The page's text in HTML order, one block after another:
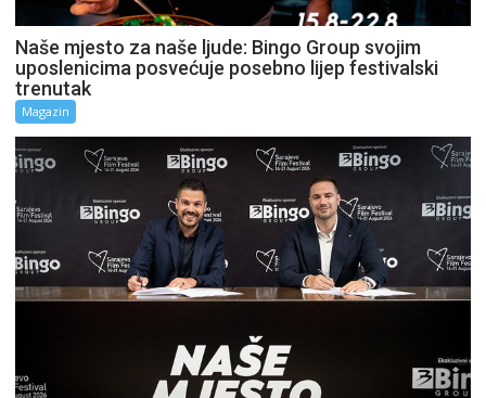
Naše mjesto za naše ljude: Bingo Group svojim
uposlenicima posvećuje posebno lijep festivalski
trenutak
Magazin